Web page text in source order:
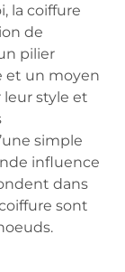
la coiffure
de
pilier
et un moyen
style et
simple
influence
dans
sont